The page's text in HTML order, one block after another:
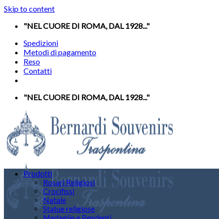
Skip to content
"NEL CUORE DI ROMA, DAL 1928..."
Spedizioni
Metodi di pagamento
Reso
Contatti
"NEL CUORE DI ROMA, DAL 1928..."
Prodotti
Rosari Religiosi
Crocifissi
Natale
Statue religiose